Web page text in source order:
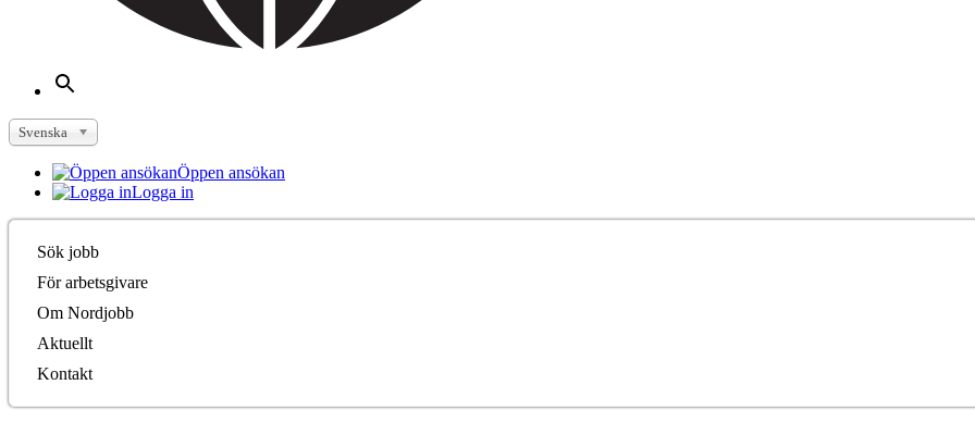
Svenska
Öppen ansökan
Logga in
Sök jobb
För arbetsgivare
Om Nordjobb
Aktuellt
Kontakt